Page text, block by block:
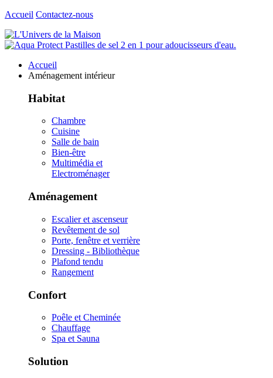
Accueil Contactez-nous
Accueil
Aménagement intérieur
Habitat
Chambre
Cuisine
Salle de bain
Bien-être
Multimédia et
Electroménager
Aménagement
Escalier et ascenseur
Revêtement de sol
Porte, fenêtre et verrière
Dressing - Bibliothèque
Plafond tendu
Rangement
Confort
Poêle et Cheminée
Chauffage
Spa et Sauna
Solution